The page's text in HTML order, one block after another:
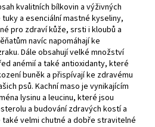
kvalitních bílkovin a výživných
a esenciální mastné kyseliny,
pro zdraví kůže, srsti i kloubů a
navíc napomáhají ke
Dále obsahují velké množství
anémií a také antioxidanty, které
buněk a přispívají ke zdravému
psů. Kachní maso je vynikajícím
lysinu a leucinu, které jsou
a budování zdravých kostí a
také velmi chutné a dobře stravitelné